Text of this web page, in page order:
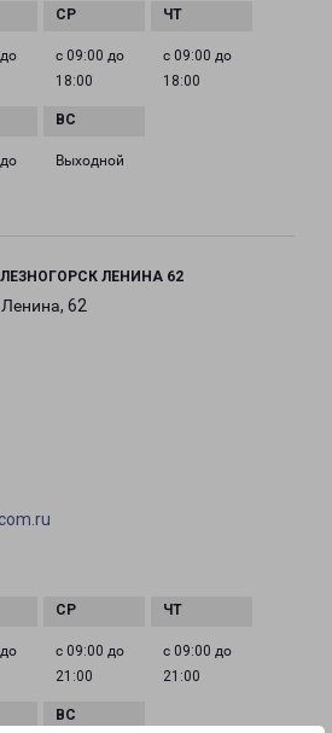
с 09:00 до
18:00
с 09:00 до
18:00
Выходной
ЛЕНИНА 62
62
с 09:00 до
21:00
с 09:00 до
21:00